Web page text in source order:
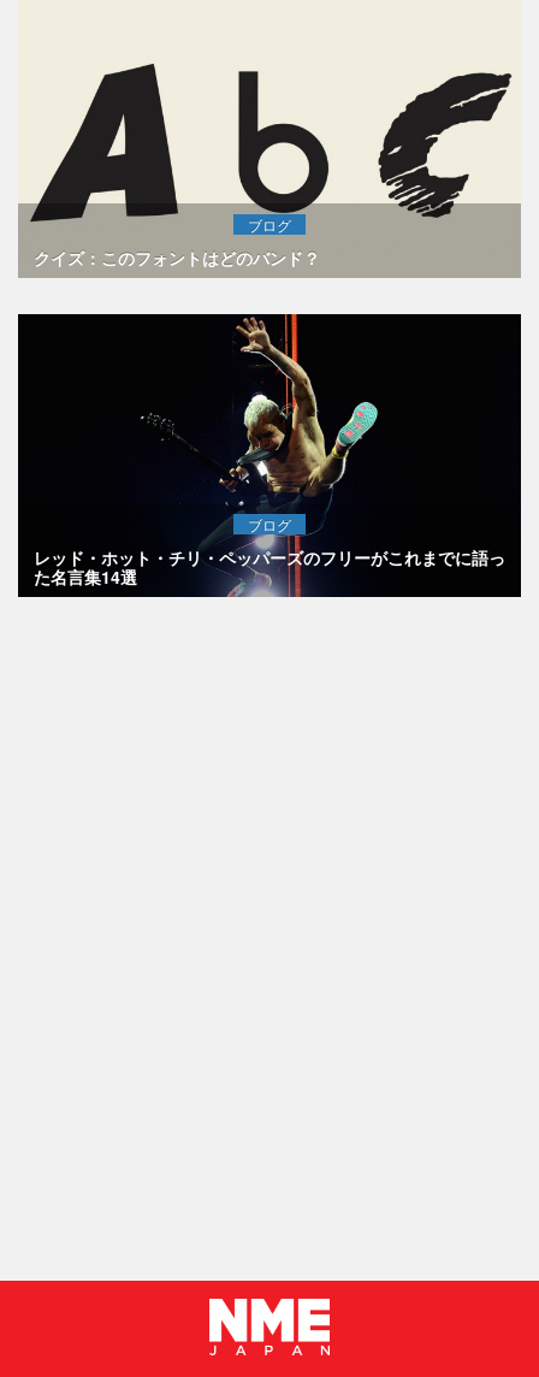
ブログ
クイズ：このフォントはどのバンド？
ブログ
レッド・ホット・チリ・ペッパーズのフリーがこれまでに語っ
た名言集14選